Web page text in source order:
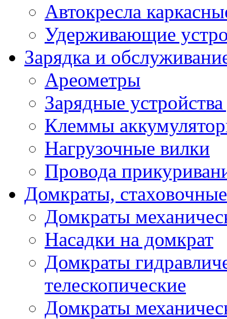
Автокресла
Удерживающие
Зарядка и
Ареометры
Зарядные
Клеммы
Нагрузочные вилки
Провода
Домкраты,
Домкраты
Насадки на домкрат
Домкраты
телескопические
Домкраты